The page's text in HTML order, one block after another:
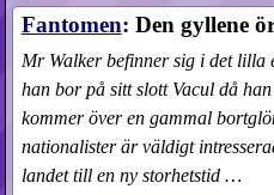
Fantomen: Den gyllene
Mr Walker befinner sig i det lilla
han bor på sitt slott Vacul då
kommer över en gammal
nationalister är väldigt
landet till en ny storhetstid …